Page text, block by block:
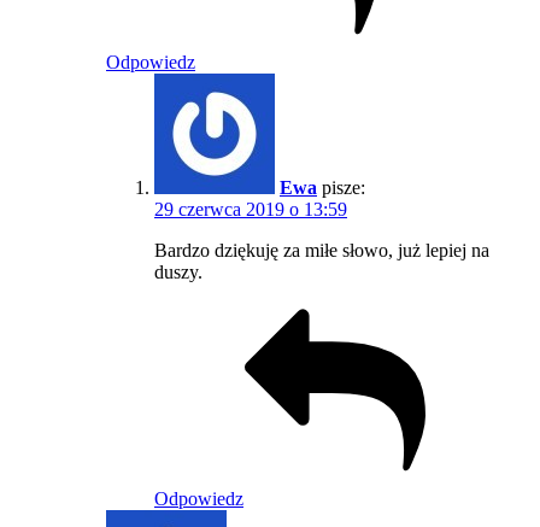
Odpowiedz
Ewa pisze:
29 czerwca 2019 o 13:59
Bardzo dziękuję za miłe słowo, już lepiej na
duszy.
Odpowiedz